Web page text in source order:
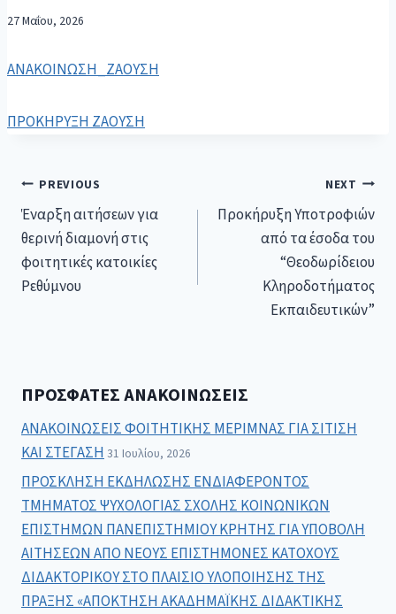
27 Μαΐου, 2026
ΑΝΑΚΟΙΝΩΣΗ_ΖΑΟΥΣΗ
ΠΡΟΚΗΡΥΞΗ ΖΑΟΥΣΗ
PREVIOUS
Έναρξη αιτήσεων για
θερινή διαμονή στις
φοιτητικές κατοικίες
Ρεθύμνου
NEXT
Προκήρυξη Υποτροφιών
από τα έσοδα του
“Θεοδωρίδειου
Κληροδοτήματος
Εκπαιδευτικών”
ΠΡΌΣΦΑΤΕΣ ΑΝΑΚΟΙΝΏΣΕΙΣ
ΑΝΑΚΟΙΝΩΣΕΙΣ ΦΟΙΤΗΤΙΚΗΣ ΜΕΡΙΜΝΑΣ ΓΙΑ ΣΙΤΙΣΗ
ΚΑΙ ΣΤΕΓΑΣΗ 31 Ιουλίου, 2026
ΠΡΟΣΚΛΗΣΗ ΕΚΔΗΛΩΣΗΣ ΕΝΔΙΑΦΕΡΟΝΤΟΣ
ΤΜΗΜΑΤΟΣ ΨΥΧΟΛΟΓΙΑΣ ΣΧΟΛΗΣ ΚΟΙΝΩΝΙΚΩΝ
ΕΠΙΣΤΗΜΩΝ ΠΑΝΕΠΙΣΤΗΜΙΟΥ ΚΡΗΤΗΣ ΓΙΑ ΥΠΟΒΟΛΗ
ΑΙΤΗΣΕΩΝ ΑΠΟ ΝΕΟΥΣ ΕΠΙΣΤΗΜΟΝΕΣ ΚΑΤΟΧΟΥΣ
ΔΙΔΑΚΤΟΡΙΚΟΥ ΣΤΟ ΠΛΑΙΣΙΟ ΥΛΟΠΟΙΗΣΗΣ ΤΗΣ
ΠΡΑΞΗΣ «ΑΠΟΚΤΗΣΗ ΑΚΑΔΗΜΑΪΚΗΣ ΔΙΔΑΚΤΙΚΗΣ